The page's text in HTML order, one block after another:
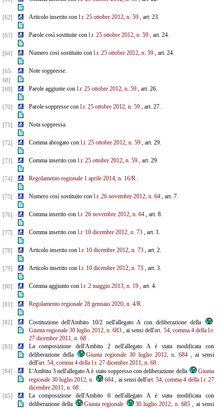
[62] Articolo inserito con l.r. 25 ottobre 2012, n. 59, art. 23.
[63] Parole così sostituite con l.r. 25 ottobre 2012, n. 59, art. 24.
[64] Numero così sostituito con l.r. 25 ottobre 2012, n. 59, art. 24.
[65-
68]
Note soppresse.
[69] Parole aggiunte con l.r. 25 ottobre 2012, n. 59, art. 26.
[70] Parole soppresse con l.r. 25 ottobre 2012, n. 59, art. 27.
[71] Nota soppressa.
[72] Comma abrogato con l.r. 25 ottobre 2012, n. 59, art. 29.
[73] Comma inserito con l.r. 25 ottobre 2012, n. 59, art. 29.
[74] Regolamento regionale 1 aprile 2014, n. 16/R.
[75] Numero così sostituito con l.r. 26 novembre 2012, n. 64, art. 7.
[76] Comma inserito con l.r. 26 novembre 2012, n. 64, art. 8.
[77] Comma inserito con l.r. 10 dicembre 2012, n. 73, art. 1.
[78] Articolo inserito con l.r. 10 dicembre 2012, n. 73, art. 2.
[79] Articolo inserito con l.r. 10 dicembre 2012, n. 73, art. 3.
[80] Comma aggiunto con l.r. 2 maggio 2013, n. 19, art. 4.
[81] Regolamento regionale 28 gennaio 2020, n. 4/R.
[82]
Costituzione dell'Ambito 10/2 nell'allegato A con deliberazione della
Giunta regionale 30 luglio 2012, n. 683 , ai sensi dell'art. 54, comma 4 della l.r.
27 dicembre 2011, n. 68.
[83]
La composizione dell'Ambito 2 nell'allegato A è stata modificata con
deliberazione della
Giunta regionale 30 luglio 2012, n. 684, ai sensi
dell'art. 54, comma 4 della l.r. 27 dicembre 2011, n. 68 .
[84]
L'Ambito 3 nell'allegato A è stato soppresso con deliberazione della
Giunta
regionale 30 luglio 2012, n.
684 , ai sensi dell'art. 54, comma 4 della l.r. 27
dicembre 2011, n. 68 .
[85]
La composizione dell'Ambito 6 nell'allegato A è stata modificata con
deliberazione della
Giunta regionale 30 luglio 2012, n. 685, ai sensi